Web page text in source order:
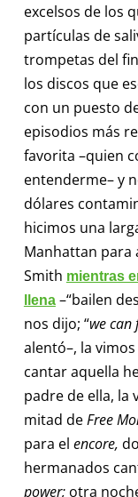
excelsos de los
partículas de
trompetas del
los discos que
con un puesto
episodios más
favorita –quien
entenderme– y
dólares
hicimos una
Manhattan para
Smith mientras
llena–“bailen
nos dijo; “we can
alentó–, la
cantar aquella
padre de ella, la
mitad deFree
para el encore,
hermanados
power; otra